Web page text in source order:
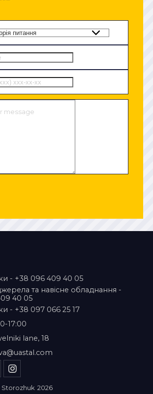
- +38 096 409 40 05
та навісне обладнання -
40 05
- +38 097 066 25 17
17:00
lane, 18
Storozhuk 2026